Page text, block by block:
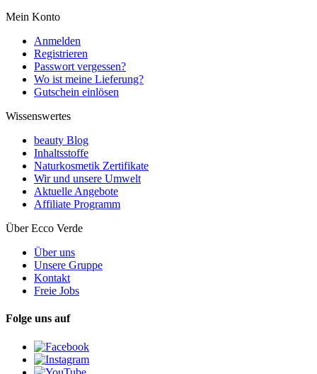
Mein Konto
Anmelden
Registrieren
Passwort vergessen?
Wo ist meine Lieferung?
Gutschein einlösen
Wissenswertes
beauty Blog
Inhaltsstoffe
Naturkosmetik Zertifikate
Wir und unsere Umwelt
Aktuelle Angebote
Affiliate Programm
Über Ecco Verde
Über uns
Unsere Gruppe
Kontakt
Freie Jobs
Folge uns auf